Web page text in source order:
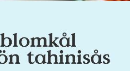
tahinisås